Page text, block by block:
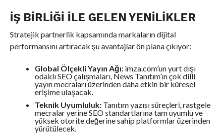
İŞ BIRLIĞI ILE GELEN YENILIKLER
Stratejik partnerlik kapsamında markaların dijital
performansını artıracak şu avantajlar ön plana çıkıyor:
Global Ölçekli Yayın Ağı:imza.com’un yurt dışı
odaklı SEO çalışmaları, News Tanıtım’ın çok dilli
yayın mecraları üzerinden daha etkin bir küresel
erişime ulaşacak.
Teknik Uyumluluk:Tanıtım yazısı süreçleri, rastgele
mecralar yerine SEO standartlarına tam uyumlu ve
yüksek otorite değerine sahip platformlar üzerinden
yürütülecek.